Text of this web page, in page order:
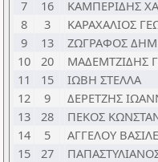
7
16 ΚΑΜΠΕΡΙΔΗΣ
8
3 ΚΑΡΑΧΑΛΙΟΣ
9
13 ΖΩΓΡΑΦΟΣ
10
20 ΜΑΔΕΜΤΖΙΔΗΣ
11
15 ΙΩΒΗ ΣΤΕΛΛΑ
12
9 ΔΕΡΕΤΖΗΣ
13
28 ΠΕΚΟΣ
14
5 ΑΓΓΕΛΟΥ
15
27